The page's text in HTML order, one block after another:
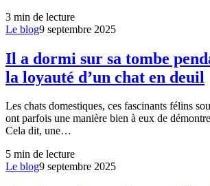
3 min de lecture
Le blog9 septembre 2025
Il a dormi sur sa tombe
la loyauté d’un chat en deuil
Les chats domestiques, ces fascinants félins
ont parfois une manière bien à eux de
Cela dit, une…
5 min de lecture
Le blog9 septembre 2025